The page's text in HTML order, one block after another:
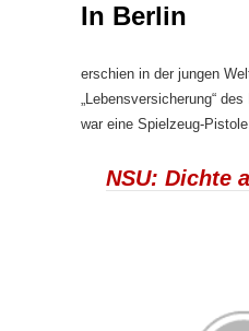
In Berlin
erschien in der jungen
„Lebensversicherung“
war eine Spielzeug-
NSU: Dichte